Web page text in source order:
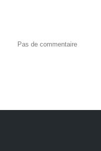
Pas de commentaire